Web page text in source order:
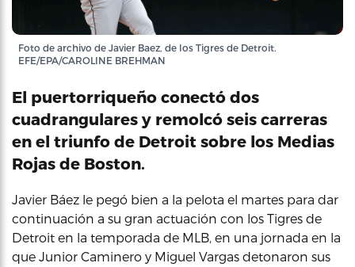
Foto de archivo de Javier Baez, de los Tigres de Detroit.
EFE/EPA/CAROLINE BREHMAN
El puertorriqueño conectó dos
cuadrangulares y remolcó seis carreras
en el triunfo de Detroit sobre los Medias
Rojas de Boston.
Javier Báez le pegó bien a la pelota el martes para dar
continuación a su gran actuación con los Tigres de
Detroit en la temporada de MLB, en una jornada en la
que Junior Caminero y Miguel Vargas detonaron sus